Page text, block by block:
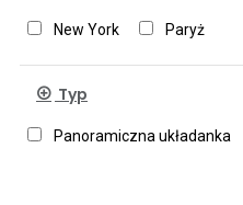
New York Paryż
Typ
Panoramiczna układanka